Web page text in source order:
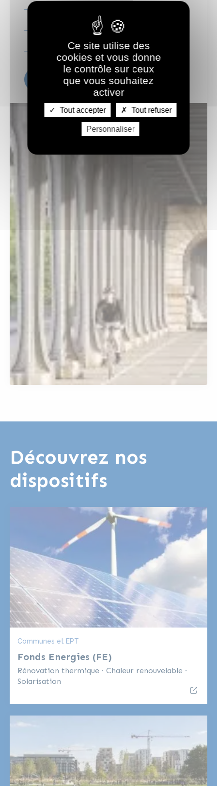
Transition énergétique
En voir plus
Découvrez nos
dispositifs
Communes et EPT
Fonds Energies (FE)
Rénovation thermique · Chaleur renouvelable ·
Solarisation
Ce site utilise des
cookies et vous donne
le contrôle sur ceux
que vous souhaitez
activer
Tout accepter Tout refuser
Personnaliser